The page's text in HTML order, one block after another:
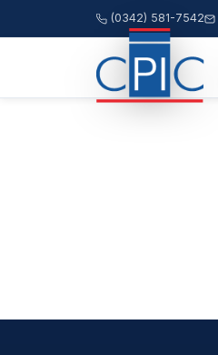
(0342) 581-7542